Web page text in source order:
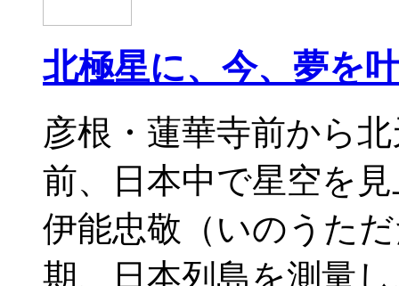
北極星に、今、夢を
彦根・蓮華寺前から
前、日本中で星空を
伊能忠敬（いのうた
期、日本列島を測量